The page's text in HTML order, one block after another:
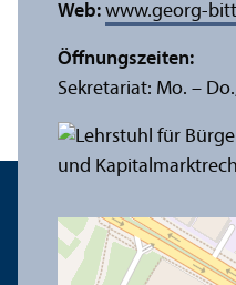
Web: www.georg-
Öffnungs­zeiten:
Sekretariat: Mo. –